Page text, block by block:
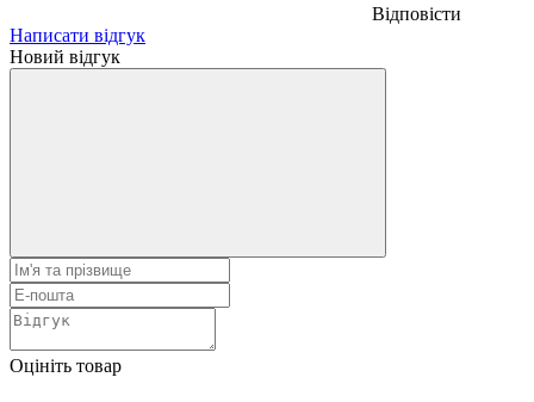
Відповісти
Написати відгук
Новий відгук
Оцініть товар